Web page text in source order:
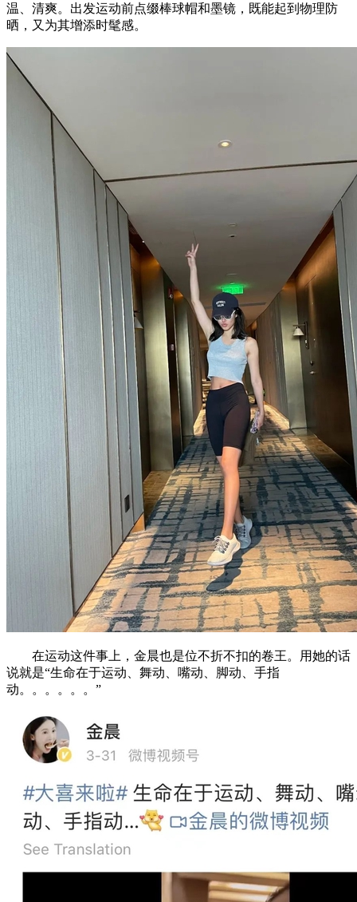
温、清爽。出发运动前点缀棒球帽和墨镜，既能起到物理防
晒，又为其增添时髦感。
在运动这件事上，金晨也是位不折不扣的卷王。用她的话
说就是“生命在于运动、舞动、嘴动、脚动、手指
动。。。。。。”